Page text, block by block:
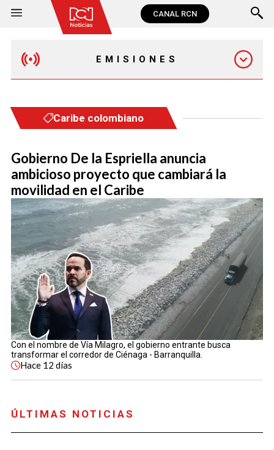
CANAL RCN
EMISIONES
EMISIÓN 7:00 PM
EMISIÓN 11:30 PM
Caribe colombiano
Gobierno De la Espriella anuncia
ambicioso proyecto que cambiará la
movilidad en el Caribe
Con el nombre de Vía Milagro, el gobierno entrante busca
transformar el corredor de Ciénaga - Barranquilla.
Hace 12 días
ÚLTIMAS NOTICIAS